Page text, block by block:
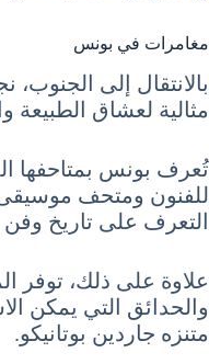
مغامرات في بونس
بالانتقال إلى
مثالية لعشاق الطبيعة
تُعرف بونس بمتاحفها
للفنون ومتحف موسيقى
التعرف على تاريخ
علاوة على ذلك، توفر
والحدائق التي يمكن
متنزه جاردين بوتانيكو.